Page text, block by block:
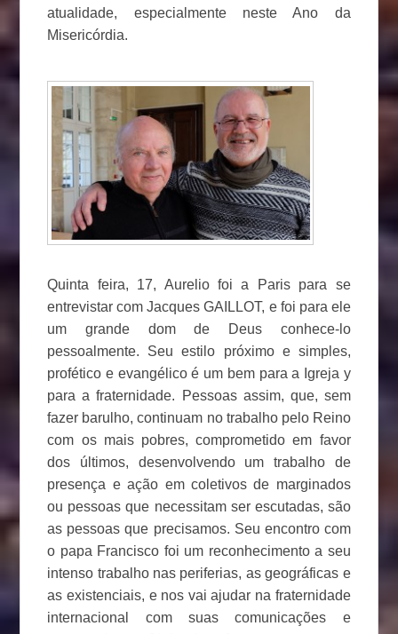
atualidade, especialmente neste Ano da
Misericórdia.
Quinta feira, 17, Aurelio foi a Paris para se
entrevistar com Jacques GAILLOT, e foi para ele
um grande dom de Deus conhece-lo
pessoalmente. Seu estilo próximo e simples,
profético e evangélico é um bem para a Igreja y
para a fraternidade. Pessoas assim, que, sem
fazer barulho, continuam no trabalho pelo Reino
com os mais pobres, comprometido em favor
dos últimos, desenvolvendo um trabalho de
presença e ação em coletivos de marginados
ou pessoas que necessitam ser escutadas, são
as pessoas que precisamos. Seu encontro com
o papa Francisco foi um reconhecimento a seu
intenso trabalho nas periferias, as geográficas e
as existenciais, e nos vai ajudar na fraternidade
internacional com suas comunicações e